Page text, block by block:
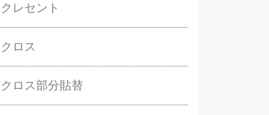
クレセント
クロス
クロス部分貼替